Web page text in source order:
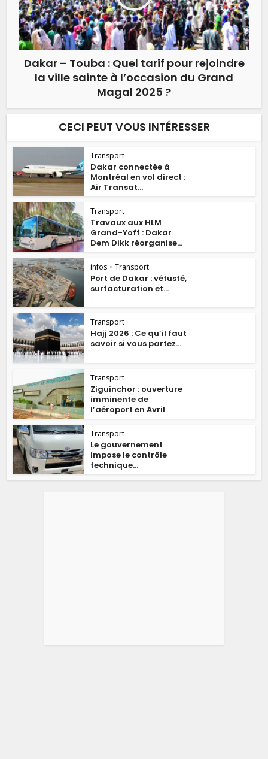
Dakar – Touba : Quel tarif pour rejoindre
la ville sainte à l’occasion du Grand
Magal 2025 ?
CECI PEUT VOUS INTÉRESSER
Transport
Dakar connectée à
Montréal en vol direct :
Air Transat...
Transport
Travaux aux HLM
Grand-Yoff : Dakar
Dem Dikk réorganise...
infos • Transport
Port de Dakar : vétusté,
surfacturation et...
Transport
Hajj 2026 : Ce qu’il faut
savoir si vous partez...
Transport
Ziguinchor : ouverture
imminente de
l’aéroport en Avril
Transport
Le gouvernement
impose le contrôle
technique...